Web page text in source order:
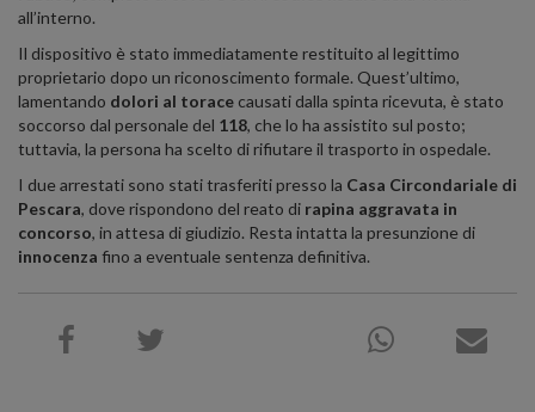
all’interno.
Il dispositivo è stato immediatamente restituito al legittimo
proprietario dopo un riconoscimento formale. Quest’ultimo,
lamentando dolori al torace causati dalla spinta ricevuta, è stato
soccorso dal personale del 118, che lo ha assistito sul posto;
tuttavia, la persona ha scelto di rifiutare il trasporto in ospedale.
I due arrestati sono stati trasferiti presso la Casa Circondariale di
Pescara, dove rispondono del reato di rapina aggravata in
concorso, in attesa di giudizio. Resta intatta la presunzione di
innocenza fino a eventuale sentenza definitiva.